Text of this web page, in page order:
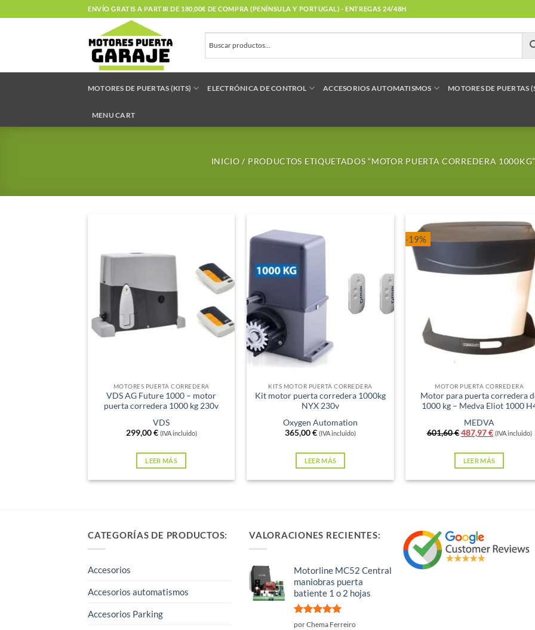
al
ENVÍO GRATIS A PARTIR DE 180,00€ DE COMPRA (PENÍNSULA Y PORTUGAL) - ENTREGAS 24/48H
MOTORES DE PUERTAS (KITS) ELECTRÓNICA DE CONTROL ACCESORIOS AUTOMATISMOS MOTORES DE PUERTAS
MENU CART
INICIO / PRODUCTOS ETIQUETADOS “MOTOR PUERTA CORREDERA 1000KG”
MOTORES PUERTA CORREDERA
VDS AG Future 1000 – motor
puerta corredera 1000 kg 230v
VDS
299,00€ (IVA incluido)
LEER MÁS
Sin existencias
KITS MOTOR PUERTA CORREDERA
Kit motor puerta corredera 1000kg
NYX 230v
Oxygen Automation
365,00€ (IVA incluido)
LEER MÁS
-19%
MOTOR PUERTA CORREDERA
Motor para puerta corredera
1000 kg – Medva Eliot 1000
MEDVA
601,60€ El
original
era:
601,60 €.
487,97€El
actual
es:
487,97 €.
(IVA incluido)
LEER MÁS
CATEGORÍAS DE PRODUCTOS:
Accesorios
Accesorios automatismos
Accesorios Parking
VALORACIONES RECIENTES:
Motorline MC52 Central
maniobras puerta
batiente 1 o 2 hojas
Valorado
por Chema Ferreiro